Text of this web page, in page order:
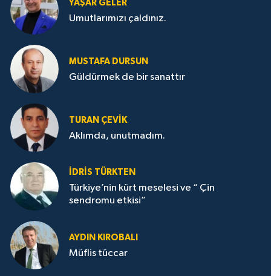
YAŞAR GELER
Umutlarımızı çaldınız.
MUSTAFA DURSUN
Güldürmek de bir sanattır
TURAN ÇEVİK
Aklımda, unutmadım.
İDRİS TÜRKTEN
Türkiye’nin kürt meselesi ve “ Çin
sendromu etkisi”
AYDIN KIROBALI
Müflis tüccar